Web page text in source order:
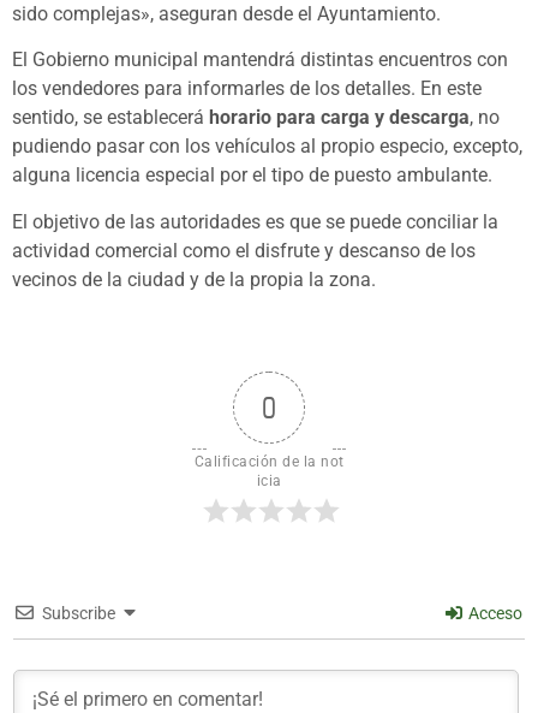
sido complejas», aseguran desde el Ayuntamiento.
El Gobierno municipal mantendrá distintas encuentros con
los vendedores para informarles de los detalles. En este
sentido, se establecerá horario para carga y descarga, no
pudiendo pasar con los vehículos al propio especio, excepto,
alguna licencia especial por el tipo de puesto ambulante.
El objetivo de las autoridades es que se puede conciliar la
actividad comercial como el disfrute y descanso de los
vecinos de la ciudad y de la propia la zona.
0
Calificación de la not
icia
Subscribe Acceso